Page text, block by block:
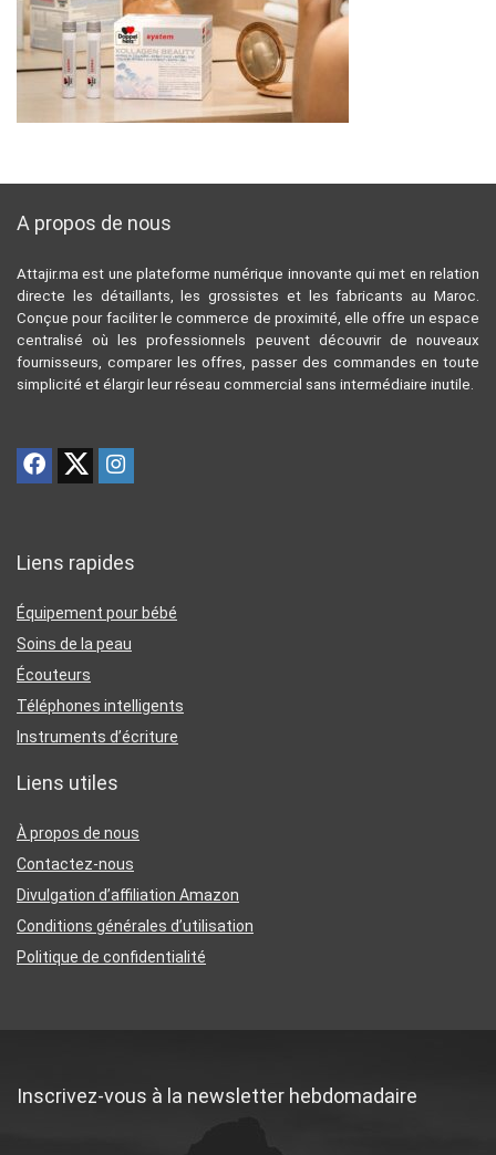
A propos de nous
Attajir.ma est une plateforme numérique innovante qui met en relation
directe les détaillants, les grossistes et les fabricants au Maroc.
Conçue pour faciliter le commerce de proximité, elle offre un espace
centralisé où les professionnels peuvent découvrir de nouveaux
fournisseurs, comparer les offres, passer des commandes en toute
simplicité et élargir leur réseau commercial sans intermédiaire inutile.
Liens rapides
Équipement pour bébé
Soins de la peau
Écouteurs
Téléphones intelligents
Instruments d’écriture
Liens utiles
À propos de nous
Contactez-nous
Divulgation d’affiliation Amazon
Conditions générales d’utilisation
Politique de confidentialité
Inscrivez-vous à la newsletter hebdomadaire